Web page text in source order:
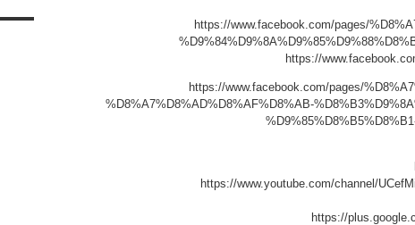
https://www.facebook.com/pages/
https://
https://www.facebook.com/pages/
%D8%A7%D8%AD%D8%AF%D8%AB-
https://www.youtube.com/channel/
https://